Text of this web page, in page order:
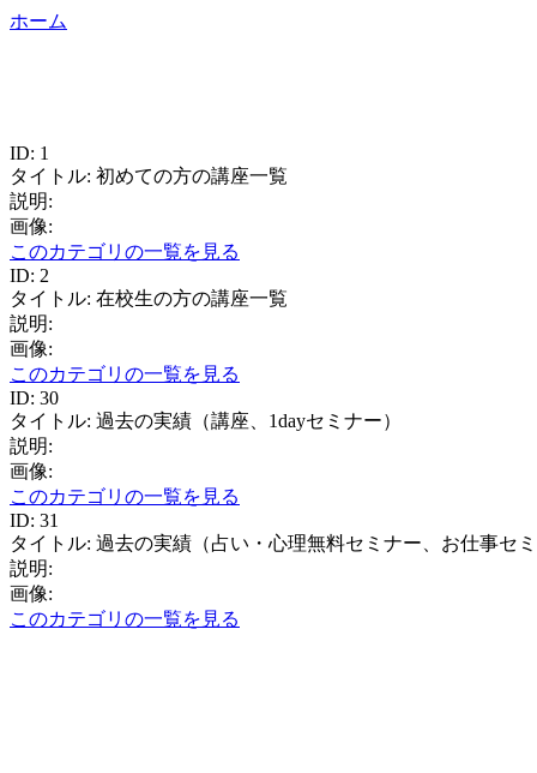
ホーム
ID: 1
タイトル: 初めての方の講座一覧
説明:
画像:
このカテゴリの一覧を見る
ID: 2
タイトル: 在校生の方の講座一覧
説明:
画像:
このカテゴリの一覧を見る
ID: 30
タイトル: 過去の実績（講座、1dayセミナー）
説明:
画像:
このカテゴリの一覧を見る
ID: 31
タイトル: 過去の実績（占い・心理無料セミナー、お仕事セ
説明:
画像:
このカテゴリの一覧を見る